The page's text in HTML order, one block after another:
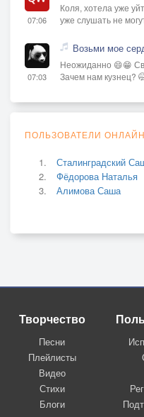
07:06
Коля, хотела уже
уже слушать не
07:03
Возьми мое
Неожиданно 😄😁
Зачем нам кузнец?
ПОЛЬЗОВАТЕЛИ ОНЛАЙН
Сталинградский
Фёдорова Наталья
Алимова Саша
Творчество
Песни
Плейлисты
Видео
Стихи
Блоги